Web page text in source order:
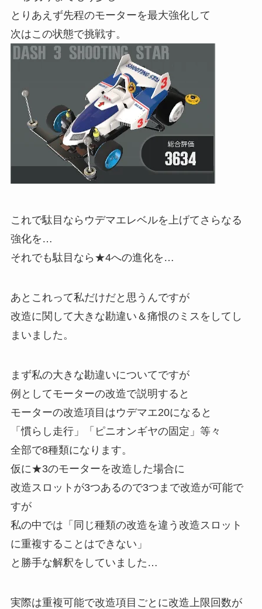
とりあえず先程のモーターを最大強化して
次はこの状態で挑戦す。
これで駄目ならウデマエレベルを上げてさらなる
強化を…
それでも駄目なら★4への進化を…
あとこれって私だけだと思うんですが
改造に関して大きな勘違い＆痛恨のミスをしてし
まいました。
まず私の大きな勘違いについてですが
例としてモーターの改造で説明すると
モーターの改造項目はウデマエ20になると
「慣らし走行」「ピニオンギヤの固定」等々
全部で8種類になります。
仮に★3のモーターを改造した場合に
改造スロットが3つあるので3つまで改造が可能で
すが
私の中では「同じ種類の改造を違う改造スロット
に重複することはできない」
と勝手な解釈をしていました…
実際は重複可能で改造項目ごとに改造上限回数が